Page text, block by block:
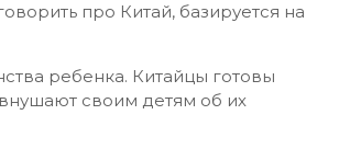
про Китай, базируется на
ребенка. Китайцы готовы
своим детям об их